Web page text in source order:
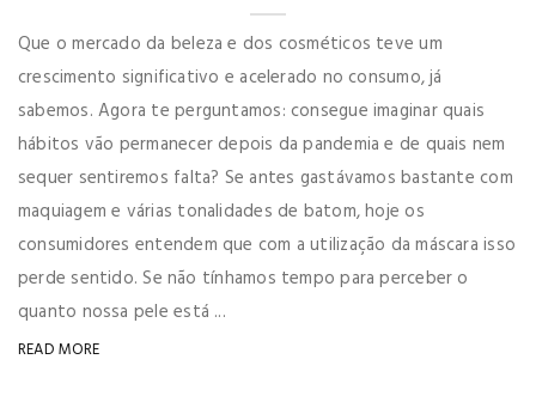
Que o mercado da beleza e dos cosméticos teve um
crescimento significativo e acelerado no consumo, já
sabemos. Agora te perguntamos: consegue imaginar quais
hábitos vão permanecer depois da pandemia e de quais nem
sequer sentiremos falta? Se antes gastávamos bastante com
maquiagem e várias tonalidades de batom, hoje os
consumidores entendem que com a utilização da máscara isso
perde sentido. Se não tínhamos tempo para perceber o
quanto nossa pele está ...
READ MORE